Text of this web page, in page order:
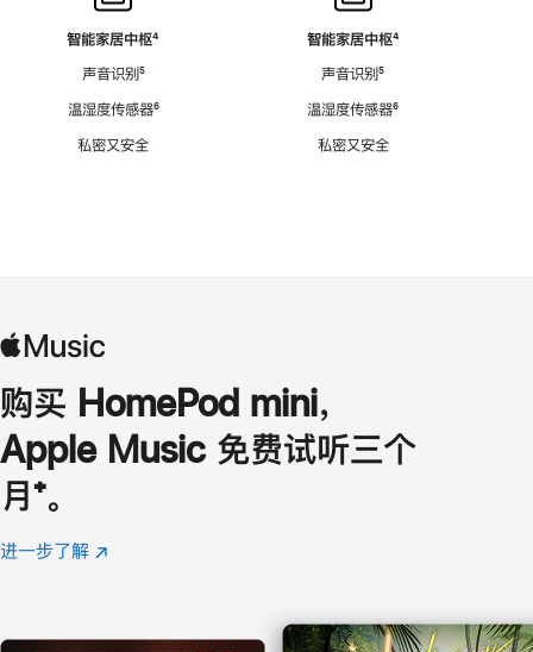
智能家居中枢脚
⁴
声音识别脚
⁵
温湿度传感器脚
⁶
私密又安全
智能家居中枢脚
⁴
声音识别脚
⁵
温湿度传感器脚
⁶
私密又安全
购买 HomePod mini，
Apple Music 免费试听三个
月 脚
注
⁺。
进一步了解 Apple
(在
口